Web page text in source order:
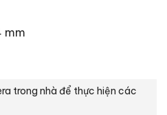
mm
trong nhà để thực hiện các